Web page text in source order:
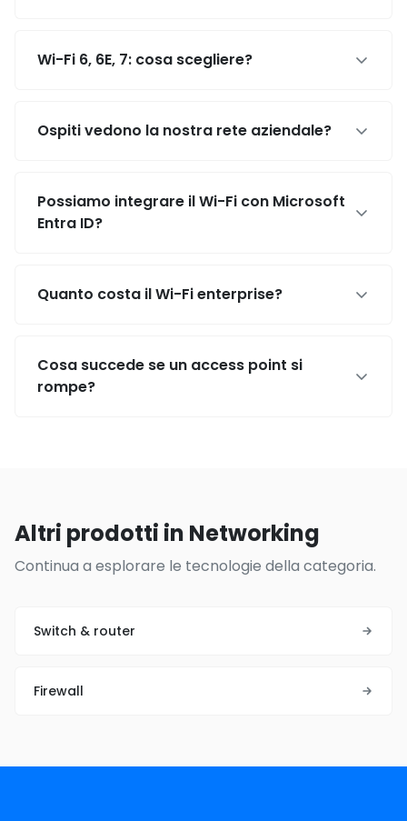
Wi-Fi 6, 6E, 7: cosa scegliere?
Ospiti vedono la nostra rete aziendale?
Possiamo integrare il Wi-Fi con Microsoft
Entra ID?
Quanto costa il Wi-Fi enterprise?
Cosa succede se un access point si
rompe?
Altri prodotti in Networking
Continua a esplorare le tecnologie della categoria.
Switch & router
Firewall